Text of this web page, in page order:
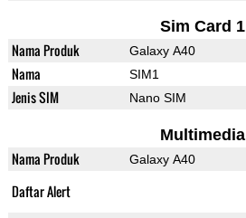
Sim Card 1
Nama Produk Galaxy A40
Nama SIM1
Jenis SIM Nano SIM
Multimedia
Nama Produk Galaxy A40
Daftar Alert